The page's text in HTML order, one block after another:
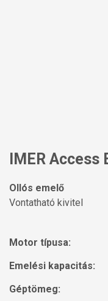
IMER Access
Ollós emelő
Vontatható kivitel
Motor típusa:
Emelési kapacitás:
Géptömeg: